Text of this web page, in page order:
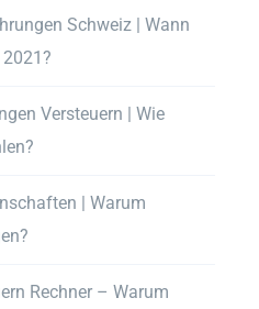
Schweiz | Wann
Versteuern | Wie
| Warum
Rechner – Warum